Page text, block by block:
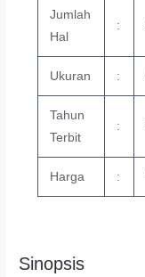
Jumlah
Hal
:
Ukuran :
Tahun
Terbit
:
Harga :
Sinopsis